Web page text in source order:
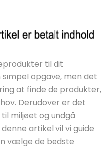
til dit
opgave, men det
at finde de produkter,
Derudover er det
miljøet og undgå
artikel vil vi guide
vælge de bedste